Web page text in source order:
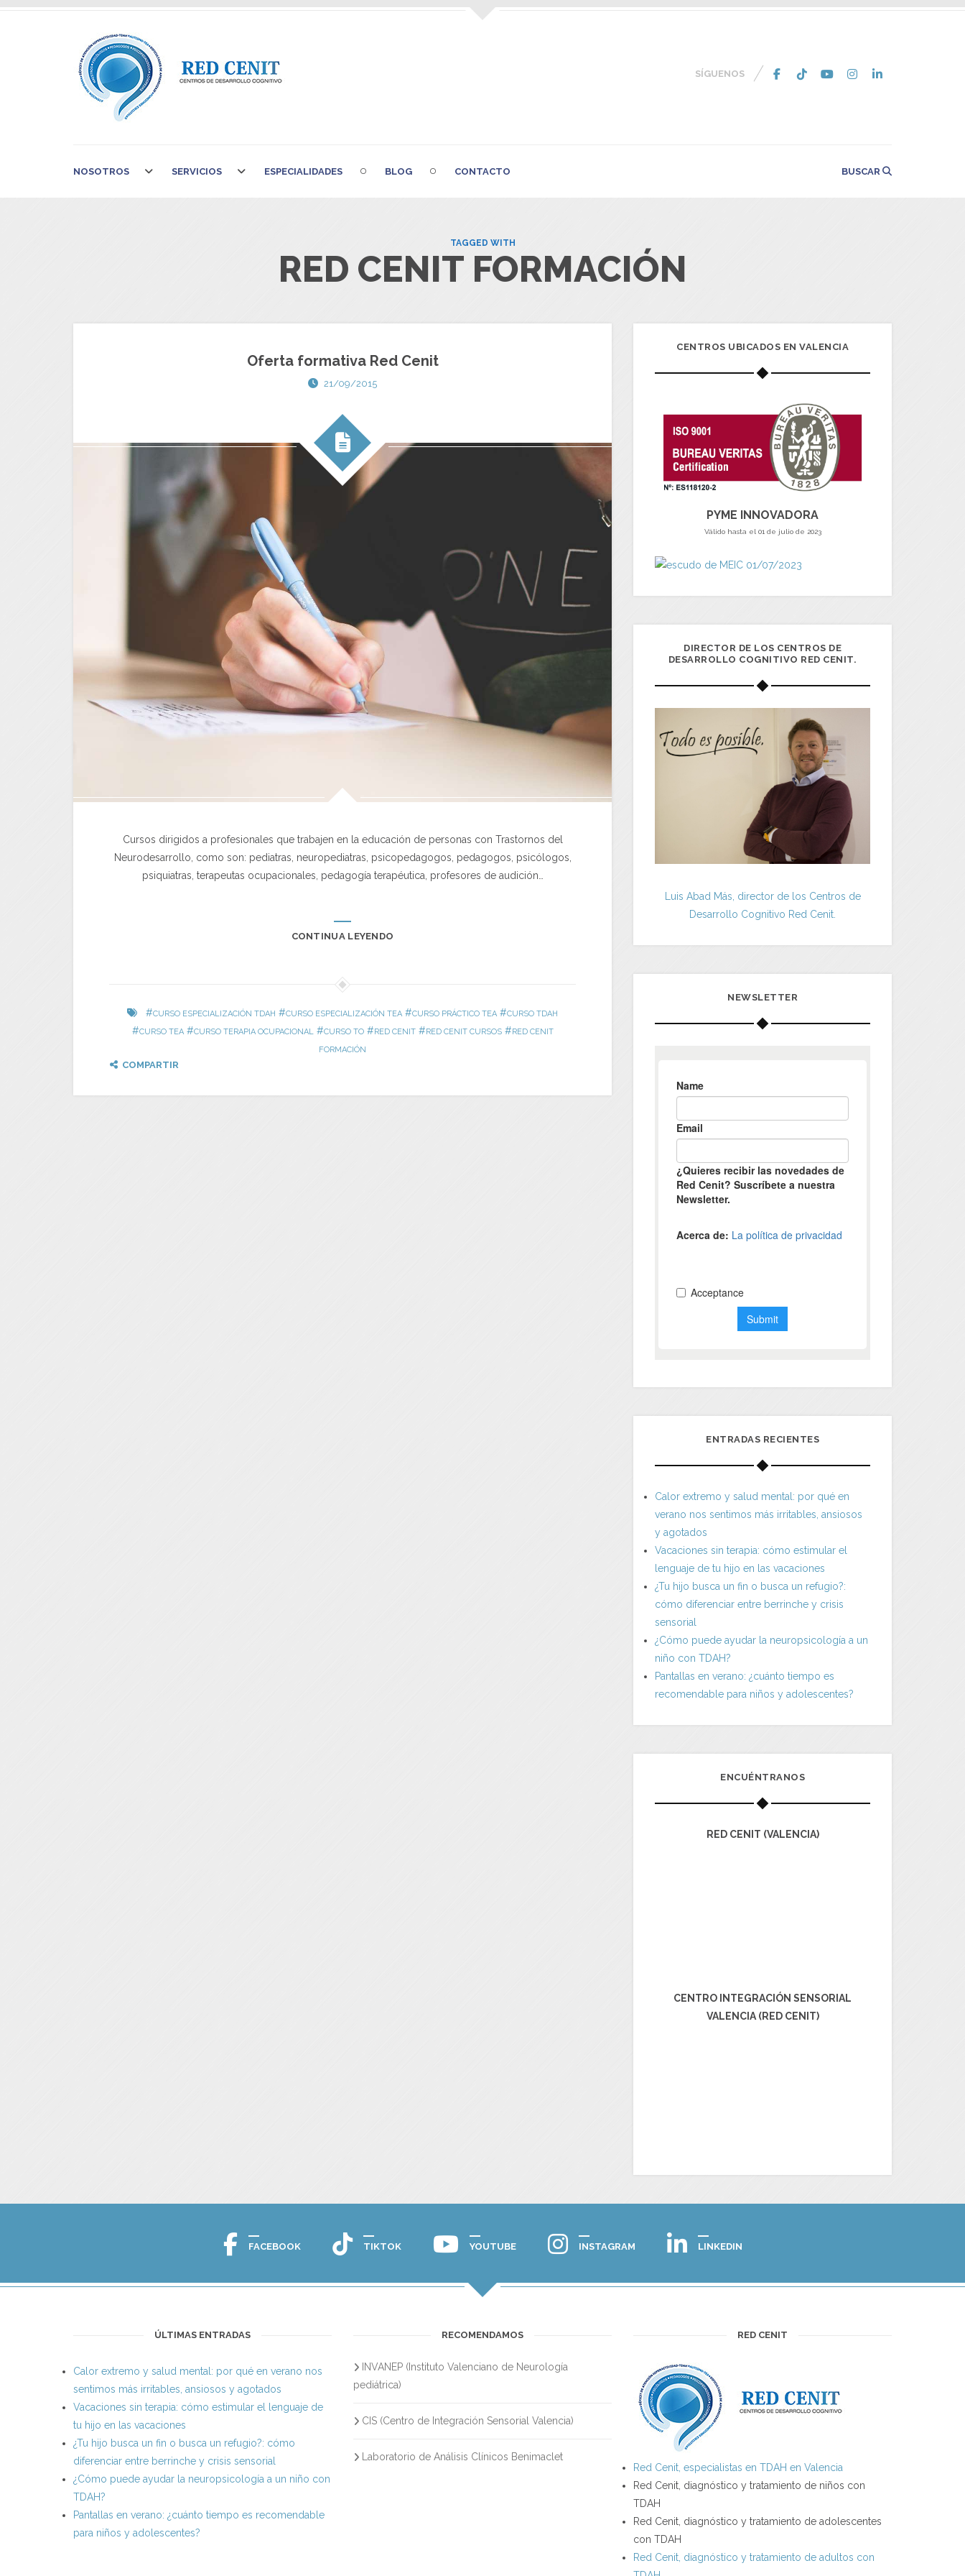
SÍGUENOS
NOSOTROS SERVICIOS ESPECIALIDADES BLOG CONTACTO BUSCAR
TAGGED WITH
RED CENIT FORMACIÓN
Oferta formativa Red Cenit
21/09/2015
Cursos dirigidos a profesionales que trabajen en la educación de personas con Trastornos del
Neurodesarrollo, como son: pediatras, neuropediatras, psicopedagogos, pedagogos, psicólogos,
psiquiatras, terapeutas ocupacionales, pedagogía terapéutica, profesores de audición…
CONTINUA LEYENDO
#CURSO ESPECIALIZACIÓN TDAH #CURSO ESPECIALIZACIÓN TEA #CURSO PRÁCTICO TEA #CURSO TDAH
#CURSO TEA#CURSO TERAPIA OCUPACIONAL #CURSO TO#RED CENIT#RED CENIT CURSOS#RED CENIT
FORMACIÓN
COMPARTIR
CENTROS UBICADOS EN VALENCIA
PYME INNOVADORA
Válido hasta el 01 de julio de 2023
DIRECTOR DE LOS CENTROS DE
DESARROLLO COGNITIVO RED CENIT.
Luis Abad Más, director de los Centros de
Desarrollo Cognitivo Red Cenit.
NEWSLETTER
ENTRADAS RECIENTES
Calor extremo y salud mental: por qué en
verano nos sentimos más irritables, ansiosos
y agotados
Vacaciones sin terapia: cómo estimular el
lenguaje de tu hijo en las vacaciones
¿Tu hijo busca un fin o busca un refugio?:
cómo diferenciar entre berrinche y crisis
sensorial
¿Cómo puede ayudar la neuropsicología a un
niño con TDAH?
Pantallas en verano: ¿cuánto tiempo es
recomendable para niños y adolescentes?
ENCUÉNTRANOS
RED CENIT (VALENCIA)
CENTRO INTEGRACIÓN SENSORIAL
VALENCIA (RED CENIT)
FACEBOOK TIKTOK YOUTUBE INSTAGRAM LINKEDIN
ÚLTIMAS ENTRADAS
Calor extremo y salud mental: por qué en verano nos
sentimos más irritables, ansiosos y agotados
Vacaciones sin terapia: cómo estimular el lenguaje de
tu hijo en las vacaciones
¿Tu hijo busca un fin o busca un refugio?: cómo
diferenciar entre berrinche y crisis sensorial
¿Cómo puede ayudar la neuropsicología a un niño con
TDAH?
Pantallas en verano: ¿cuánto tiempo es recomendable
para niños y adolescentes?
RECOMENDAMOS
INVANEP (Instituto Valenciano de Neurología
pediátrica)
CIS (Centro de Integración Sensorial Valencia)
Laboratorio de Análisis Clínicos Benimaclet
RED CENIT
Red Cenit, especialistas en TDAH en Valencia
Red Cenit, diagnóstico y tratamiento de niños con
TDAH
Red Cenit, diagnóstico y tratamiento de adolescentes
con TDAH
Red Cenit, diagnóstico y tratamiento de adultos con